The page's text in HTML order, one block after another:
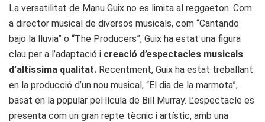
La versatilitat de Manu Guix no es limita al reggaeton. Com
a director musical de diversos musicals, com “Cantando
bajo la lluvia” o “The Producers”, Guix ha estat una figura
clau per a l’adaptació i creació d’espectacles musicals
d’altíssima qualitat. Recentment, Guix ha estat treballant
en la producció d’un nou musical, “El dia de la marmota”,
basat en la popular pel·lícula de Bill Murray. L’espectacle es
presenta com un gran repte tècnic i artístic, amb una